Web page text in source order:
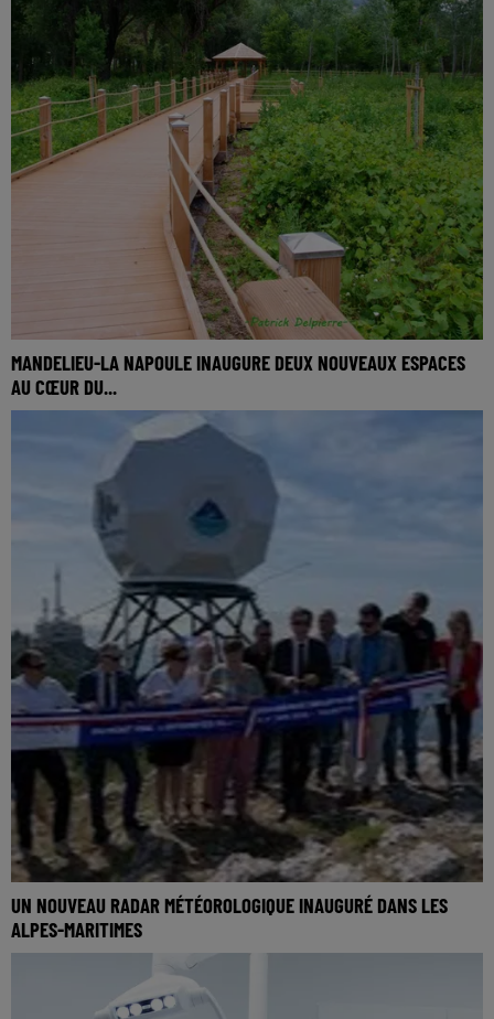
MANDELIEU-LA NAPOULE INAUGURE DEUX NOUVEAUX ESPACES
AU CŒUR DU...
UN NOUVEAU RADAR MÉTÉOROLOGIQUE INAUGURÉ DANS LES
ALPES-MARITIMES